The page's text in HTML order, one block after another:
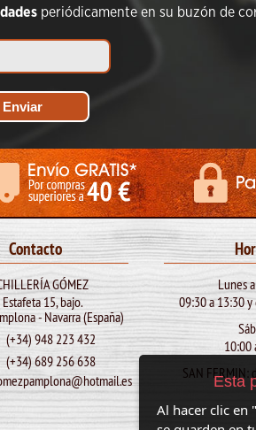
periódicamente en su buzón de
Contacto
GÓMEZ
15, bajo.
- Navarra (España)
(+34) 948 223 432
(+34) 689 256 638
Lunes
09:30 a 13:30
10:00
SAN FERMIN:
Esta
Al hacer clic en